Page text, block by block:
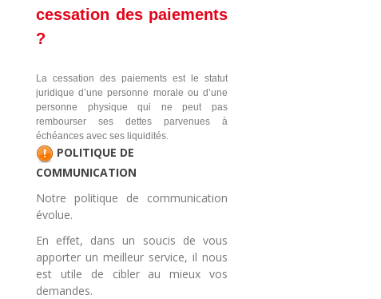
cessation des paiements
?
La cessation des paiements est le statut
juridique d’une personne morale ou d’une
personne physique qui ne peut pas
rembourser ses dettes parvenues à
échéances avec ses liquidités.
POLITIQUE DE
COMMUNICATION
Notre politique de communication
évolue.
En effet, dans un soucis de vous
apporter un meilleur service, il nous
est utile de cibler au mieux vos
demandes.